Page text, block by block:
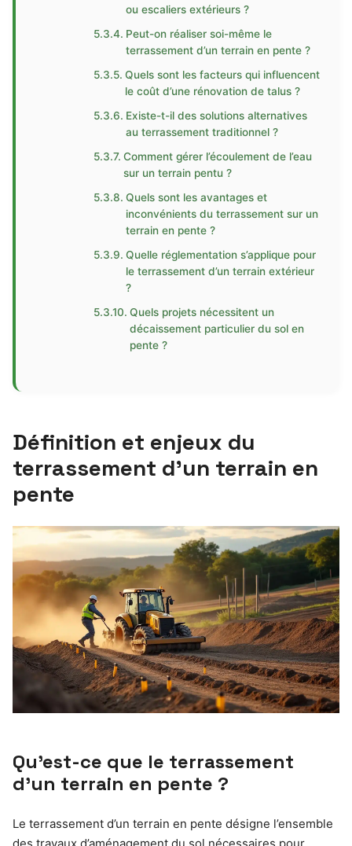
ou escaliers extérieurs ?
Peut-on réaliser soi-même le
terrassement d’un terrain en pente ?
Quels sont les facteurs qui influencent
le coût d’une rénovation de talus ?
Existe-t-il des solutions alternatives
au terrassement traditionnel ?
Comment gérer l’écoulement de l’eau
sur un terrain pentu ?
Quels sont les avantages et
inconvénients du terrassement sur un
terrain en pente ?
Quelle réglementation s’applique pour
le terrassement d’un terrain extérieur
?
Quels projets nécessitent un
décaissement particulier du sol en
pente ?
Définition et enjeux du
terrassement d’un terrain en
pente
Qu’est-ce que le terrassement
d’un terrain en pente ?
Le terrassement d’un terrain en pente désigne l’ensemble